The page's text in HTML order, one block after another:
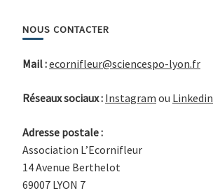
NOUS CONTACTER
Mail :ecornifleur@sciencespo-lyon.fr
Réseaux sociaux : Instagram ou Linkedin
Adresse postale :
Association L’Ecornifleur
14 Avenue Berthelot
69007 LYON 7